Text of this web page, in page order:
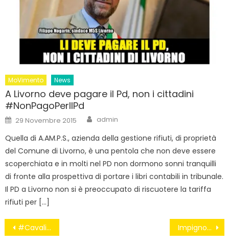
MoVimento News
A Livorno deve pagare il Pd, non i cittadini
#NonPagoPerIlPd
Posted
on
29 Novembre 2015 Author
admin
Quella di A.AM.P.S., azienda della gestione rifiuti, di proprietà
del Comune di Livorno, è una pentola che non deve essere
scoperchiata e in molti nel PD non dormono sonni tranquilli
di fronte alla prospettiva di portare i libri contabili in tribunale.
Il PD a Livorno non si è preoccupato di riscuotere la tariffa
rifiuti per […]
Navigazione
#CavalierDelCazzo Impignorabilità prima casa: due sentenze premiano il M5S e i cittadini!